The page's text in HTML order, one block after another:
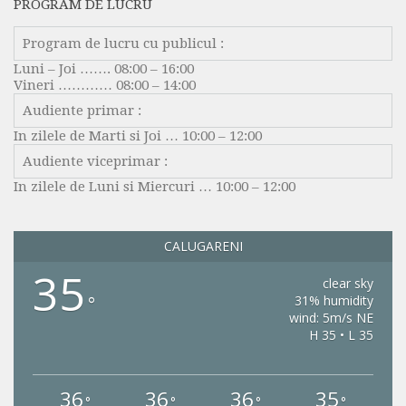
REGISTRU PENTRU EVIDENȚA DISPOZIȚIILOR
DOCUMENTE ȘI INFORMAȚII FINANCIARE
PROIECTE DE BUGET
BUGET
BILANȚ
DATORIE PUBLICĂ
REGISTRU PENTRU EVIDENȚA HOTĂRÂRILOR
DISPOZIȚIILE AUTORITĂȚII EXECUTIVE
DISPOZIȚII
REGISTRU PENTRU EVIDENȚA DISPOZIȚIILOR
DOCUMENTE ȘI INFORMAȚII FINANCIARE
PROIECTE DE BUGET
BUGET
CONTUL DE EXECUȚIE
PROGRAM DE LUCRU
Program de lucru cu publicul :
Luni – Joi ……. 08:00 – 16:00
Vineri ………… 08:00 – 14:00
Audiente primar :
In zilele de Marti si Joi … 10:00 – 12:00
Audiente viceprimar :
In zilele de Luni si Miercuri … 10:00 – 12:00
CALUGARENI
35 °
clear sky
31% humidity
wind: 5m/s NE
H 35 • L 35
36 ° 36 ° 36 ° 35 °